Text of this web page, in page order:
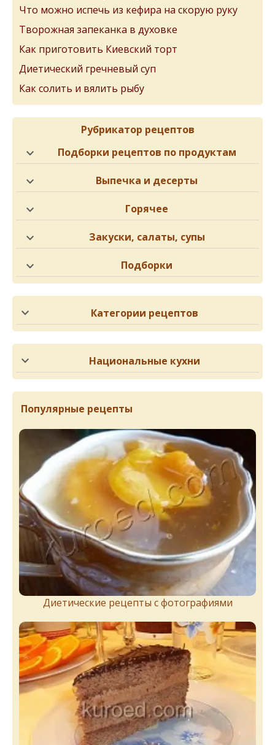
Что можно испечь из кефира на скорую руку
Творожная запеканка в духовке
Как приготовить Киевский торт
Диетический гречневый суп
Как солить и вялить рыбу
Рубрикатор рецептов
Подборки рецептов по продуктам
Выпечка и десерты
Горячее
Закуски, салаты, супы
Подборки
Категории рецептов
Национальные кухни
Популярные рецепты
Диетические рецепты с фотографиями